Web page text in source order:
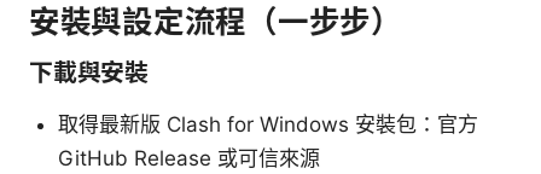
安裝與設定流程（一步步）
下載與安裝
取得最新版 Clash for Windows 安裝包：官方
GitHub Release 或可信來源